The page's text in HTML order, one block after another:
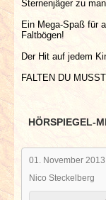
Sternenjäger zu
Ein Mega-Spaß für
Faltbögen!
Der Hit auf jedem
FALTEN DU
HÖRSPIEGEL-
01. November 2013
Nico Steckelberg